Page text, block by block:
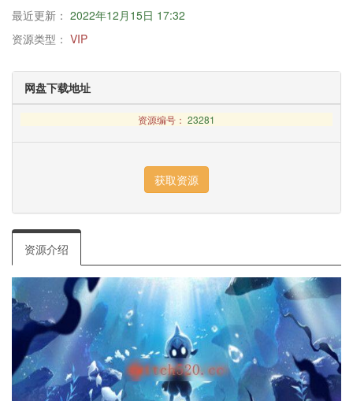
最近更新： 2022年12月15日 17:32
资源类型： VIP
网盘下载地址
资源编号： 23281
资源介绍